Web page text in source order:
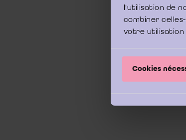
l'utilisation de
combiner
votre utilisation
Cookies